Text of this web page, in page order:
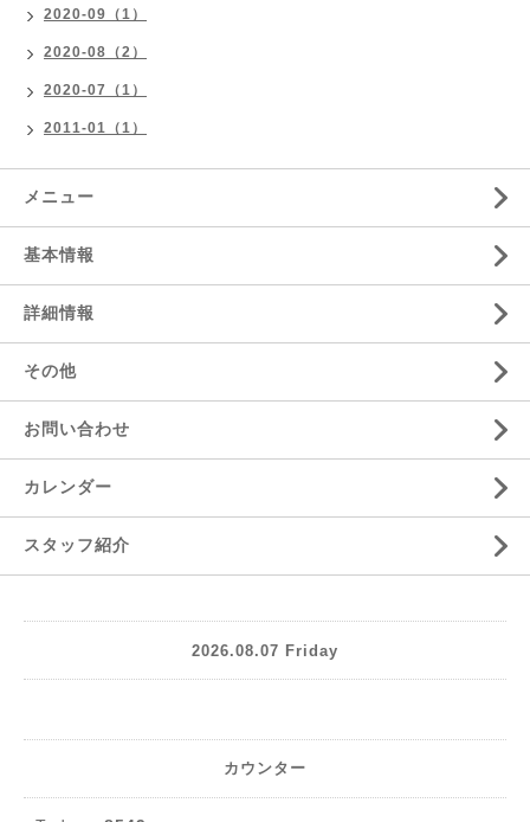
2020-09（1）
2020-08（2）
2020-07（1）
2011-01（1）
メニュー
基本情報
詳細情報
その他
お問い合わせ
カレンダー
スタッフ紹介
2026.08.07 Friday
カウンター